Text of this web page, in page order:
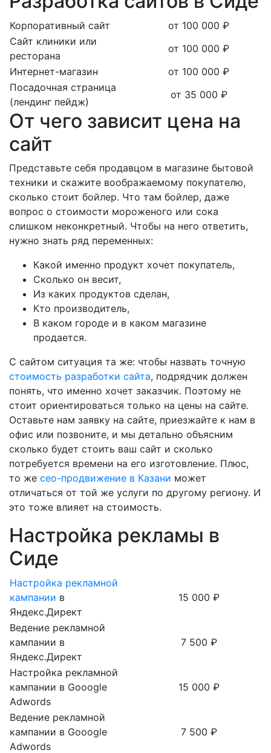
Корпоративный сайт
от 100 000 ₽
Сайт клиники или
ресторана
от 100 000 ₽
Интернет-магазин
от 100 000 ₽
Посадочная страница
(лендинг пейдж)
от 35 000 ₽
От чего зависит цена на
сайт
Представьте себя продавцом в магазине бытовой
техники и скажите воображаемому покупателю,
сколько стоит бойлер. Что там бойлер, даже
вопрос о стоимости мороженого или сока
слишком неконкретный. Чтобы на него ответить,
нужно знать ряд переменных:
Какой именно продукт хочет покупатель,
Сколько он весит,
Из каких продуктов сделан,
Кто производитель,
В каком городе и в каком магазине
продается.
С сайтом ситуация та же: чтобы назвать точную
стоимость разработки сайта, подрядчик должен
понять, что именно хочет заказчик. Поэтому не
стоит ориентироваться только на цены на сайте.
Оставьте нам заявку на сайте, приезжайте к нам в
офис или позвоните, и мы детально объясним
сколько будет стоить ваш сайт и сколько
потребуется времени на его изготовление. Плюс,
то же сео-продвижение в Казани может
отличаться от той же услуги по другому региону. И
это тоже влияет на стоимость.
Настройка рекламы в
Сиде
Настройка рекламной
кампании в
Яндекс.Директ
15 000 ₽
Ведение рекламной
кампании в
Яндекс.Директ
7 500 ₽
Настройка рекламной
кампании в Gooogle
Adwords
15 000 ₽
Ведение рекламной
кампании в Gooogle
Adwords
7 500 ₽